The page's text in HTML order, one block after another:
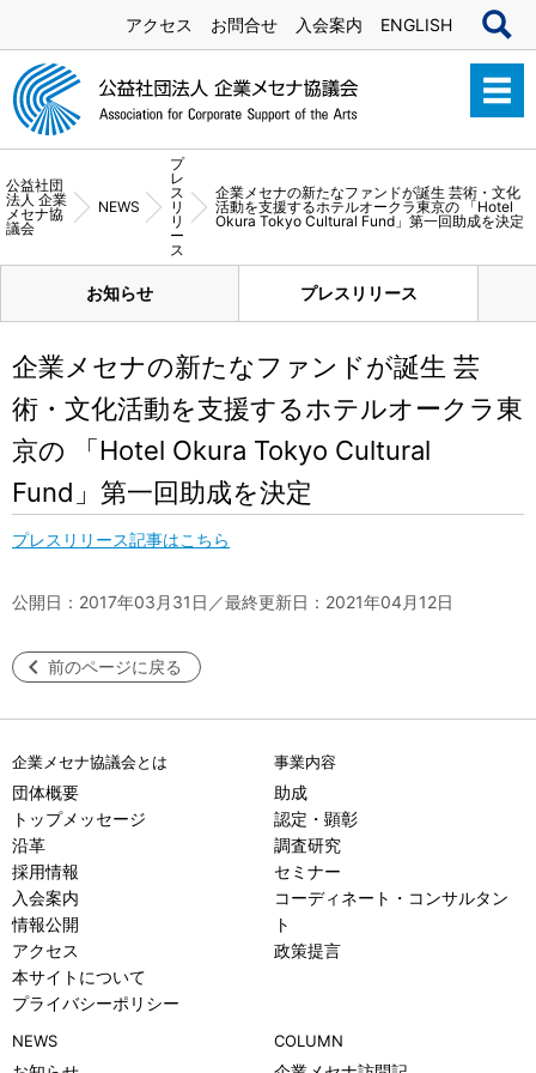
アクセス お問合せ 入会案内 ENGLISH
公益社団
法人 企業
メセナ協
議会
NEWS
プ
レ
ス
リ
リ
ー
ス
企業メセナの新たなファンドが誕生 芸術・文化
活動を支援するホテルオークラ東京の 「Hotel
Okura Tokyo Cultural Fund」第一回助成を決定
お知らせ プレスリリース
企業メセナの新たなファンドが誕生 芸
術・文化活動を支援するホテルオークラ東
京の 「Hotel Okura Tokyo Cultural
Fund」第一回助成を決定
プレスリリース記事はこちら
公開日：2017年03月31日／最終更新日：2021年04月12日
前のページに戻る
企業メセナ協議会とは
団体概要
トップメッセージ
沿革
採用情報
入会案内
情報公開
アクセス
本サイトについて
プライバシーポリシー
事業内容
助成
認定・顕彰
調査研究
セミナー
コーディネート・コンサルタン
ト
政策提言
NEWS COLUMN